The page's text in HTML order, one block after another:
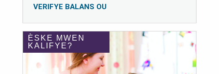
VERIFYE BALANS OU
ÈSKE MWEN
KALIFYE?